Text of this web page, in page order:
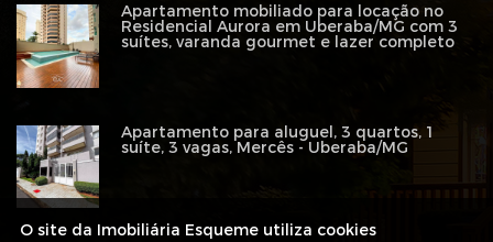
Apartamento mobiliado para locação no
Residencial Aurora em Uberaba/MG com 3
suítes, varanda gourmet e lazer completo
Apartamento para aluguel, 3 quartos, 1
suíte, 3 vagas, Mercês - Uberaba/MG
O site da Imobiliária Esqueme utiliza cookies